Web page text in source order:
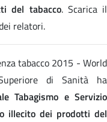
del tabacco. Scarica il
relatori.
tabacco 2015 - World
di Sanità ha
Tabagismo e Servizio
illecito dei prodotti del